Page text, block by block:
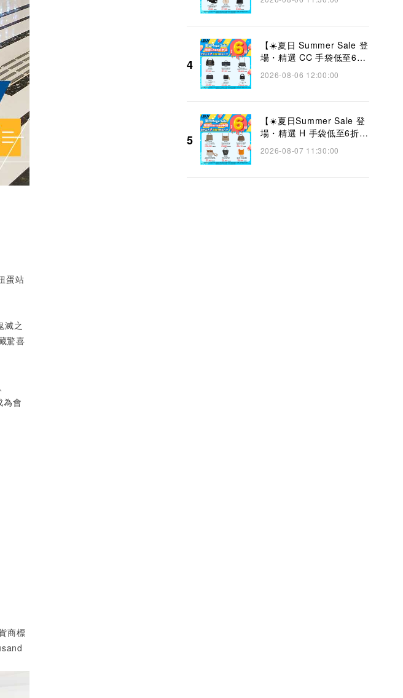
4
【☀️夏日 Summer Sale 登
場・精選 CC 手袋低至6折
2026-08-06 12:00:00
5
【☀️夏日Summer Sale 登
場・精選 H 手袋低至6折
👜】
2026-08-07 11:30:00
蛋站
滅之
驚喜
、
為會
商標